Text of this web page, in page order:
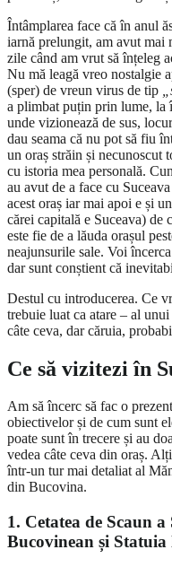
Întâmplarea face că în anul
iarnă prelungit, am avut mai
zile când am vrut să înțeleg
Nu mă leagă vreo nostalgie
(sper) de vreun virus de tip
a plimbat puțin prin lume, la
unde vizionează de sus,
dau seama că nu pot să fiu
un oraș străin și necunoscut
cu istoria mea personală.
au avut de a face cu
acest oraș iar mai apoi e și
cărei capitală e Suceava) de
este fie de a lăuda orașul
neajunsurile sale. Voi
dar sunt conștient că
Destul cu introducerea. Ce
trebuie luat ca atare – al
câte ceva, dar căruia,
Ce să vizitezi în
Am să încerc să fac o
obiectivelor și de cum sunt
poate sunt în trecere și au
vedea câte ceva din oraș.
într-un tur mai detaliat al
din Bucovina.
1. Cetatea de Scaun
Bucovinean și